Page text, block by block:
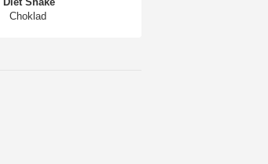
Choklad